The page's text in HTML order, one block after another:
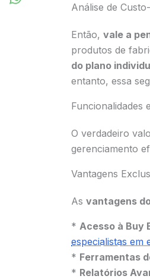
Análise de
Então,vale a
produtos de
do plano
entanto, essa
Funcionalidades
O verdadeiro
gerenciamento
Vantagens
Asvantagens
* Acesso à Buy
especialistas em
* Ferramentas
* Relatórios